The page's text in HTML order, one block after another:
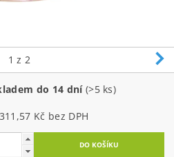
1 z 2
do 14 dní (>5 ks)
1 311,57 Kč bez DPH